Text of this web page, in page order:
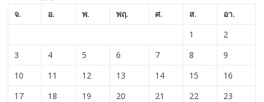
จ.
อ. พ. พฤ. ศ. ส. อา.
1
2
3
4 5 6 7 8
9
10
11 12 13 14 15
16
17
18 19 20 21 22
23